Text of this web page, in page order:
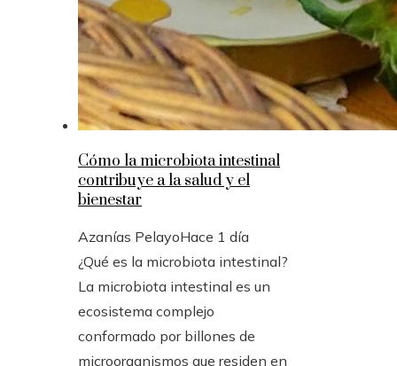
Cómo la microbiota intestinal
contribuye a la salud y el
bienestar
Azanías PelayoHace 1 día
¿Qué es la microbiota intestinal?
La microbiota intestinal es un
ecosistema complejo
conformado por billones de
microorganismos que residen en